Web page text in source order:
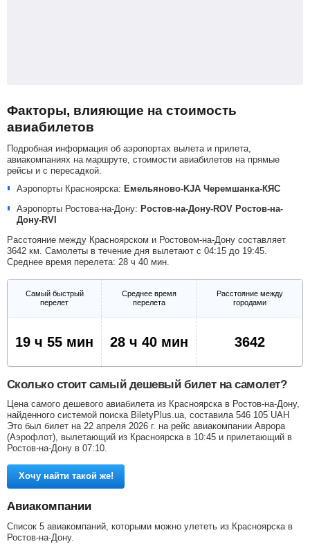
Факторы, влияющие на стоимость
авиабилетов
Подробная информация об аэропортах вылета и прилета,
авиакомпаниях на маршруте, стоимости авиабилетов на прямые
рейсы и с пересадкой.
Аэропорты Красноярска: Емельяново-KJA Черемшанка-КЯС
Аэропорты Ростова-на-Дону: Ростов-на-Дону-ROV Ростов-на-
Дону-RVI
Расстояние между Красноярском и Ростовом-на-Дону составляет
3642 км. Самолеты в течение дня вылетают с 04:15 до 19:45.
Среднее время перелета: 28 ч 40 мин.
Самый быстрый
перелет
Среднее время
перелета
Расстояние между
городами
19 ч 55 мин 28 ч 40 мин 3642
Сколько стоит самый дешевый билет на самолет?
Цена самого дешевого авиабилета из Красноярска в Ростов-на-Дону,
найденного системой поиска BiletyPlus.ua, составила 546 105 UAH
Это был билет на 22 апреля 2026 г. на рейс авиакомпании Аврора
(Аэрофлот), вылетающий из Красноярска в 10:45 и прилетающий в
Ростов-на-Дону в 07:10.
Хочу найти такой же!
Авиакомпании
Список 5 авиакомпаний, которыми можно улететь из Красноярска в
Ростов-на-Дону.